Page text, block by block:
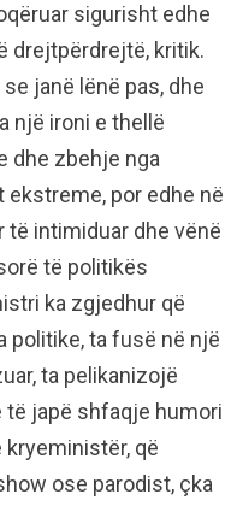
sigurisht edhe
drejtpërdrejtë, kritik.
janë lënë pas, dhe
një ironi e thellë
dhe zbehje nga
por edhe në
të intimiduar dhe vënë
të politikës
ka zgjedhur që
politike, ta fusë në një
ta pelikanizojë
të japë shfaqje humori
që
ose parodist, çka